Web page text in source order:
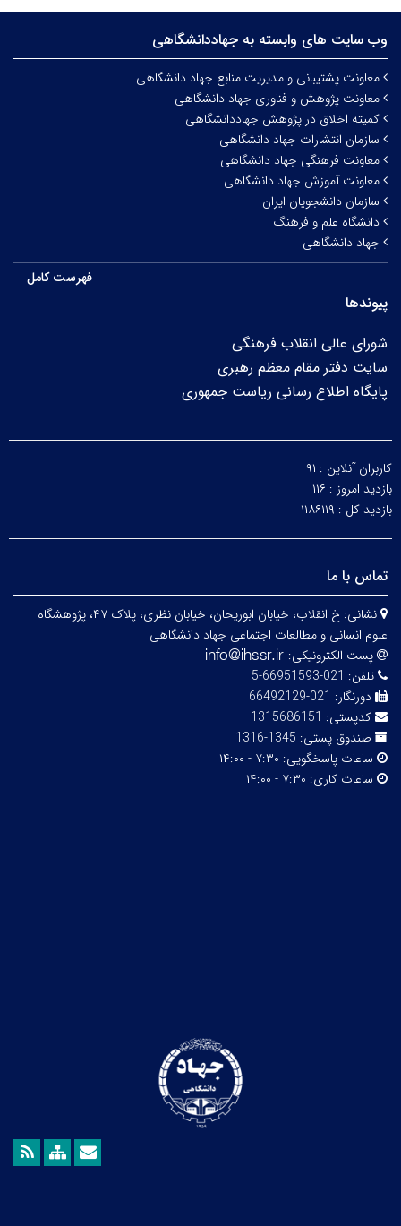
وب سایت های وابسته به جهاددانشگاهی
معاونت پشتیبانی و مدیریت منابع جهاد دانشگاهی
معاونت پژوهش و فناوری جهاد دانشگاهی
کمیته اخلاق در پژوهش جهاددانشگاهی
سازمان انتشارات جهاد دانشگاهی
معاونت فرهنگی جهاد دانشگاهی
معاونت آموزش جهاد دانشگاهی
سازمان دانشجویان ایران
دانشگاه علم و فرهنگ
جهاد دانشگاهی
فهرست کامل
پیوندها
شورای عالی انقلاب فرهنگی
سایت دفتر مقام معظم رهبری
پایگاه اطلاع رسانی ریاست جمهوری
کاربران آنلاین : ۹۱
بازدید امروز : ۱۱۶
بازدید کل : ۱۱۸۶۱۱۹
تماس با ما
نشانی:
خ انقلاب، خیابان ابوریحان، خیابان نظری، پلاک ۴۷، پژوهشگاه
علوم انسانی و مطالعات اجتماعی جهاد دانشگاهی
پست الکترونیکی:
تلفن: 021-66951593-5
دورنگار: 021-66492129
کدپستی: 1315686151
صندوق پستی: 1345-1316
ساعات پاسخگویی: ۷:۳۰ - ۱۴:۰۰
ساعات کاری: ۷:۳۰ - ۱۴:۰۰